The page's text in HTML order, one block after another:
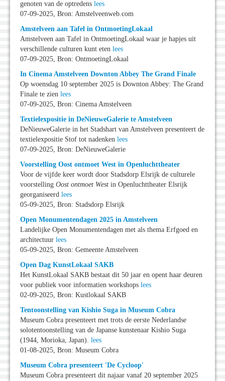
genoten van de optredens lees
07-09-2025, Bron: Amstelveenweb.com
Amstelveen aan Tafel in OntmoetingLokaal
Amstelveen aan Tafel in OntmoetingLokaal waar je hapjes uit
verschillende culturen kunt eten lees
07-09-2025, Bron: OntmoetingLokaal
In Cinema Amstelveen Downton Abbey The Grand Finale
Op woensdag 10 september 2025 is Downton Abbey: The Grand
Finale te zien lees
07-09-2025, Bron: Cinema Amstelveen
Textielexpositie in DeNieuweGalerie te Amstelveen
DeNieuweGalerie in het Stadshart van Amstelveen presenteert de
textielexpositie Stof tot nadenken lees
07-09-2025, Bron: DeNieuweGalerie
Voorstelling Oost ontmoet West in Openluchttheater
Voor de vijfde keer wordt door Stadsdorp Elsrijk de culturele
voorstelling Oost ontmoet West in Openluchttheater Elsrijk
georganiseerd lees
05-09-2025, Bron: Stadsdorp Elsrijk
Open Monumentendagen 2025 in Amstelveen
Landelijke Open Monumentendagen met als thema Erfgoed en
architectuur lees
05-09-2025, Bron: Gemeente Amstelveen
Open Dag KunstLokaal SAKB
Het KunstLokaal SAKB bestaat dit 50 jaar en opent haar deuren
voor publiek voor informatien workshops lees
02-09-2025, Bron: Kustlokaal SAKB
Tentoonstelling van Kishio Suga in Museum Cobra
Museum Cobra presenteert met trots de eerste Nederlandse
solotentoonstelling van de Japanse kunstenaar Kishio Suga
(1944, Morioka, Japan). lees
01-08-2025, Bron: Museum Cobra
Museum Cobra presenteert 'De Cycloop'
Museum Cobra presenteert dit najaar vanaf 20 september 2025